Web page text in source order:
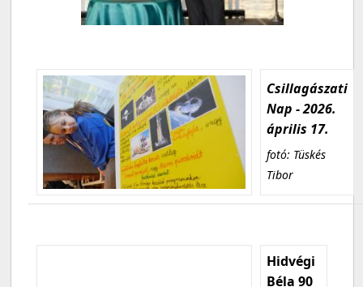
Csillagászati
Nap - 2026.
április 17.
fotó: Tüskés
Tibor
Hidvégi
Béla 90